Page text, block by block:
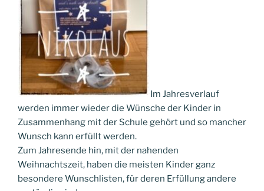
Im Jahresverlauf
werden immer wieder die Wünsche der Kinder in
Zusammenhang mit der Schule gehört und so mancher
Wunsch kann erfüllt werden.
Zum Jahresende hin, mit der nahenden
Weihnachtszeit, haben die meisten Kinder ganz
besondere Wunschlisten, für deren Erfüllung andere